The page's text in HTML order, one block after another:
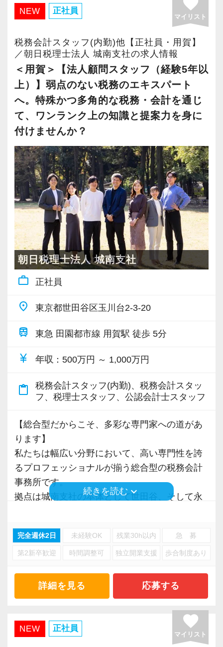
仕事が両立しやすい環境を整えています。
めあげる力が必要です！】
FAS／コンサルティングスタッフは交渉ごとも
多いため、コミュニケーション力を求められる
仕事です。
案件を取りまとめる力がある方、粘り強さを持
っている方はご自分の力を存分に発揮してくだ
さい。
【キャリアを捨てず、次のステージへ活かせる
環境】
あなたが培ってきたコンサルティングの経験や
知見を転職によって失ってしまうのは、非常に
もったいないことです。
当法人なら積み上げてきた経験を捨てることな
く、新しい分野にチャレンジすることができま
す。
だステージで活躍したい方は、ぜひ当法人へお
＜正社員（経験者）／入所5年目／男性＞
企画のキャリアを活かし、会計業界に飛び込み
この会社を選んだのは中小企業の経営を支援し
たいという思いを実現できるところだと思った
からです。
現在は、M&Aや経営の立て直しなどをしていま
す。
くよう心がけています。
お客様ごとに内容がまったく違うのが大変さで
1人ひとり自分だけの武器を持ったプロ同士が、
お互いを尊敬しながら仕事をしています。
非常に業務の幅が広い会社なので、どんな方で
も自分がやりたい仕事に巡り合えると思いま
必要に応じて外部の士業と連携しながら業務を
行うこともあり、税務会計の枠組みに捉われな
い働き方が可能です。
【入所後にお任せする仕事内容】
個別の経験やスキルに応じて柔軟に対応いたし
ます。
まずは基本となる下記のような業務をお任せし
◎相続対策
◎相続税申告
◎資産承継・事業承継
◎土地活用・コンサル関係 など
上記のほかにも税理士の資格をお持ちなら、相
続などの相談窓口に担当者として出向いていた
だくなど活躍の舞台を数多くご用意。
これまでのキャリアを捨てることなく、より専
門性の高い業務を手掛けられます。
やってみたいことには積極的にチャレンジでき
新たに手掛けてみたいことがあれば、ぜひ気軽
≪モバイルPC・仕事用スマホ貸与！在宅ワーク
なども柔軟に対応≫
働き方改革を推進し、時差出退勤や在宅ワーク
にも対応！
仕事用のモバイルPC、スマートフォンなども貸
与します。
奨！
よりメリハリのある働き方を目指しています。
また、受験生の方には試験休みを付与し勉強と
仕事が両立しやすい環境を整えています。
【求める人物像】
≪応募条件≫
生前の相続対策や土地の有効活用、事業承継な
どのコンサルティング業務を手掛けることも可
能。
民法・会社法・建築基準法など、税務や財務な
どだけでなく税務会計以外にも幅広い知識を身
に付けられます。
さまざまな士業と連携しながら、その中心とし
て主役になれるのが当法人における資産税スタ
ッフの醍醐味です。
【雑誌等に何度も取り上げられている大手会計
事務所です！】
現在朝日税理士法人（東京）の従業員数が234
名。
順調に規模を拡大し、成長を続けています。
経済誌でも規模の大きい会計事務所として頻繁
にランクインしている事務所です。
お客様、スタッフ、ステークホルダーの笑顔を
大切にします。
ご紹介のネットワークとなるステークホルダー
ご紹介頂いたお客様の課題を解決することで成
長を続けています。
目指すのは「一流の問題解決屋」です。
その実現に向けて、やる気のある魅力的な人材
をどんどん増やしていきたいと思っています。
【効率&チームワークを大事にしながら仕事をし
ています！】
ープ・FAS／コンサルティンググループに分か
れて業務を行っています。
これは会計事務所に年々専門性が求められるよ
うになってきているため、専門ごとにチームを
組んで効率よく仕事をするための工夫です。
案件によってはグループを超えてチームを組む
こともあります。
NEW 正社員 favorite
マイリスト
税務会計スタッフ(内勤)他【正社員・用賀】
／朝日税理士法人 城南支社の求人情報
＜用賀＞【法人顧問スタッフ（経験5年以
上）】弱点のない税務のエキスパート
へ。特殊かつ多角的な税務・会計を通じ
て、ワンランク上の知識と提案力を身に
付けませんか？
朝日税理士法人 城南支社
work_outline 正社員
place 東京都世田谷区玉川台2-3-20
train 東急 田園都市線 用賀駅 徒歩 5分
currency_yen 年収 ：500万円 ～ 1,000万円
content_paste
税務会計スタッフ(内勤)、税務会計スタッ
フ、税理士スタッフ、公認会計士スタッフ
【総合型だからこそ、多彩な専門家への道があ
ります】
私たちは幅広い分野において、高い専門性を誇
るプロフェッショナルが揃う総合型の税務会計
事務所です。
拠点は城南支社の本体として世田谷、そして永
各種申告業務・資産税・相続・コンサルなど、
あらゆる会計・税務を総合的に網羅できる専門
これは当法人のスタッフにとって、幅広い分野
の中で専門性を高められる魅力でもあります。
今回は案件数の増加に伴い、これまでの経験を
活かしてさらなるキャリアアップを目指したい
続きを読むkeyboard_arrow_down
完全週休2日 未経験OK 残業30h以内 急 募
第2新卒歓迎 時間調整可 独立開業支援 歩合制度あり
詳細を見る 応募する
NEW 正社員 favorite
マイリスト